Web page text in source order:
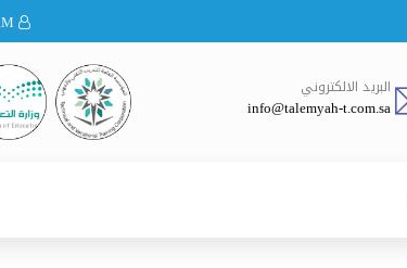
البريد الالكتروني
info@talemyah-t.com.sa